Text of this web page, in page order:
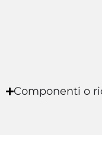
Componenti o